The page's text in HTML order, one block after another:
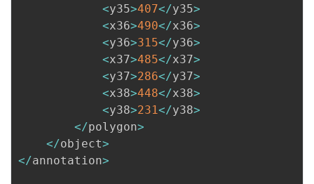
<y35>407</y35>
<x36>490</x36>
<y36>315</y36>
<x37>485</x37>
<y37>286</y37>
<x38>448</x38>
<y38>231</y38>
</polygon>
</object>
</annotation>